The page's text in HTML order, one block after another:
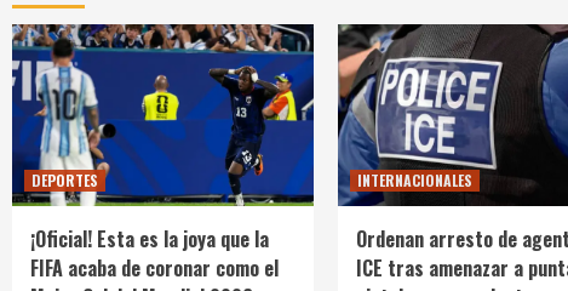
DEPORTES
¡Oficial! Esta es la joya que la
FIFA acaba de coronar como el
INTERNACIONALES
Ordenan arresto de
ICE tras amenazar a